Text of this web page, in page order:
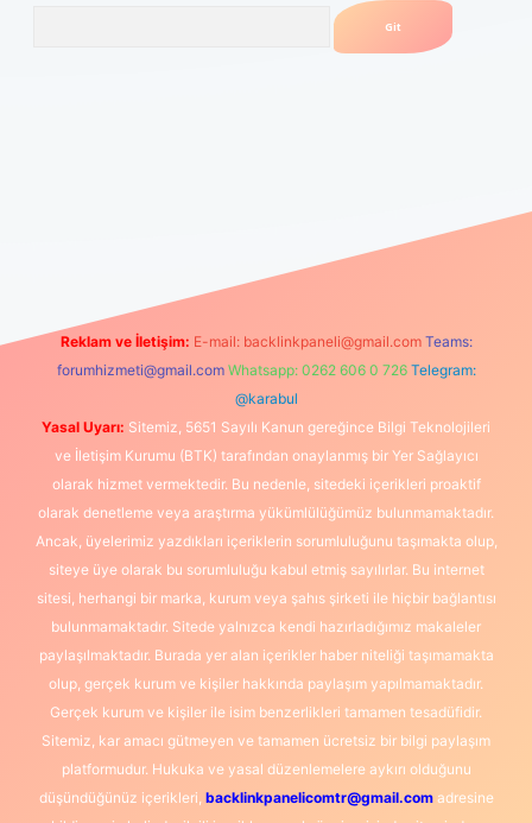
Reklam ve İletişim: E-mail: backlinkpaneli@gmail.com Teams:
forumhizmeti@gmail.com Whatsapp: 0262 606 0 726 Telegram:
@karabul
Yasal Uyarı: Sitemiz, 5651 Sayılı Kanun gereğince Bilgi Teknolojileri
ve İletişim Kurumu (BTK) tarafından onaylanmış bir Yer Sağlayıcı
olarak hizmet vermektedir. Bu nedenle, sitedeki içerikleri proaktif
olarak denetleme veya araştırma yükümlülüğümüz bulunmamaktadır.
Ancak, üyelerimiz yazdıkları içeriklerin sorumluluğunu taşımakta olup,
siteye üye olarak bu sorumluluğu kabul etmiş sayılırlar. Bu internet
sitesi, herhangi bir marka, kurum veya şahıs şirketi ile hiçbir bağlantısı
bulunmamaktadır. Sitede yalnızca kendi hazırladığımız makaleler
paylaşılmaktadır. Burada yer alan içerikler haber niteliği taşımamakta
olup, gerçek kurum ve kişiler hakkında paylaşım yapılmamaktadır.
Gerçek kurum ve kişiler ile isim benzerlikleri tamamen tesadüfidir.
Sitemiz, kar amacı gütmeyen ve tamamen ücretsiz bir bilgi paylaşım
platformudur. Hukuka ve yasal düzenlemelere aykırı olduğunu
düşündüğünüz içerikleri, backlinkpanelicomtr@gmail.comadresine